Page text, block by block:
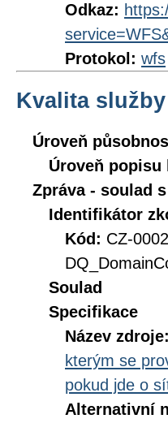
Odkaz:
Protokol: wfs
Kvalita služby
Úroveň
Úroveň popisu
Zpráva - soulad s
Identifikátor
Kód: CZ-
Soulad
Specifikace
Název zdroje:
kterým se
pokud jde o
Alternativní